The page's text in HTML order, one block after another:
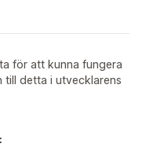
för att kunna fungera
till detta i utvecklarens